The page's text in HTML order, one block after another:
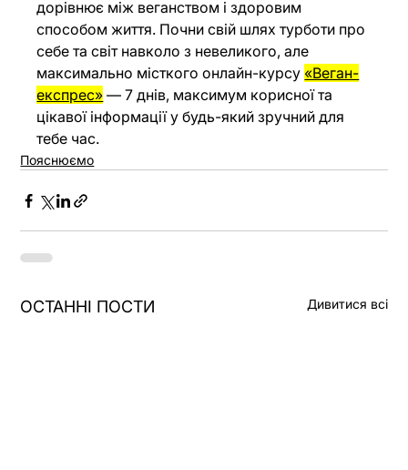
дорівнює між веганством і здоровим
способом життя. Почни свій шлях турботи про
себе та світ навколо з невеликого, але
максимально місткого онлайн-курсу «Веган-
експрес» — 7 днів, максимум корисної та
цікавої інформації у будь-який зручний для
тебе час.
Пояснюємо
ОСТАННІ ПОСТИ Дивитися всі